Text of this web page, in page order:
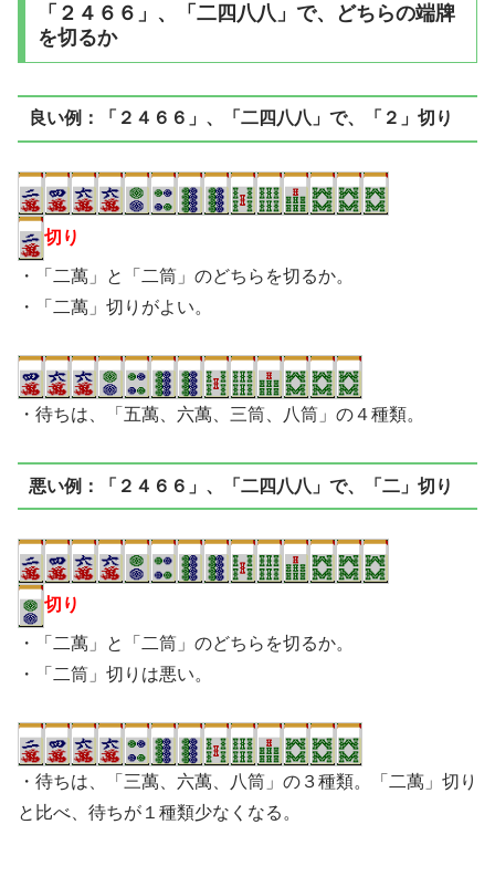
「２４６６」、「二四八八」で、どちらの端牌
を切るか
良い例：「２４６６」、「二四八八」で、「２」切り
切り
・「二萬」と「二筒」のどちらを切るか。
・「二萬」切りがよい。
・待ちは、「五萬、六萬、三筒、八筒」の４種類。
悪い例：「２４６６」、「二四八八」で、「二」切り
切り
・「二萬」と「二筒」のどちらを切るか。
・「二筒」切りは悪い。
・待ちは、「三萬、六萬、八筒」の３種類。「二萬」切り
と比べ、待ちが１種類少なくなる。